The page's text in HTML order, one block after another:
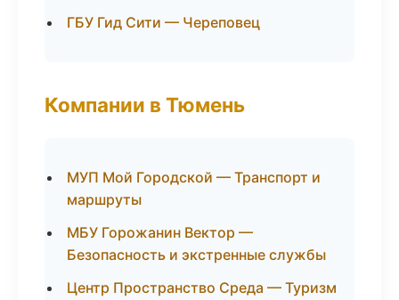
ГБУ Гид Сити — Череповец
Компании в Тюмень
МУП Мой Городской — Транспорт и
маршруты
МБУ Горожанин Вектор —
Безопасность и экстренные службы
Центр Пространство Среда — Туризм